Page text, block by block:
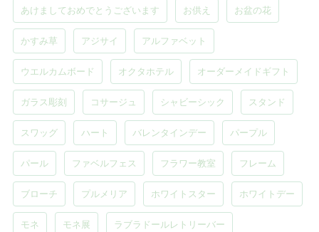
あけましておめでとうございます お供え お盆の花
かすみ草 アジサイ アルファベット
ウエルカムボード オクタホテル オーダーメイドギフト
ガラス彫刻 コサージュ シャビーシック スタンド
スワッグ ハート バレンタインデー パープル
パール ファベルフェス フラワー教室 フレーム
ブローチ プルメリア ホワイトスター ホワイトデー
モネ モネ展 ラブラドールレトリーバー